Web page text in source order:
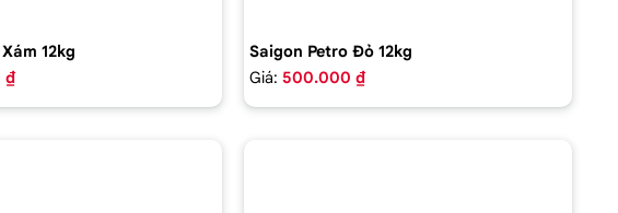
12kg
₫
Saigon Petro Đỏ 12kg
Giá: 500.000 ₫